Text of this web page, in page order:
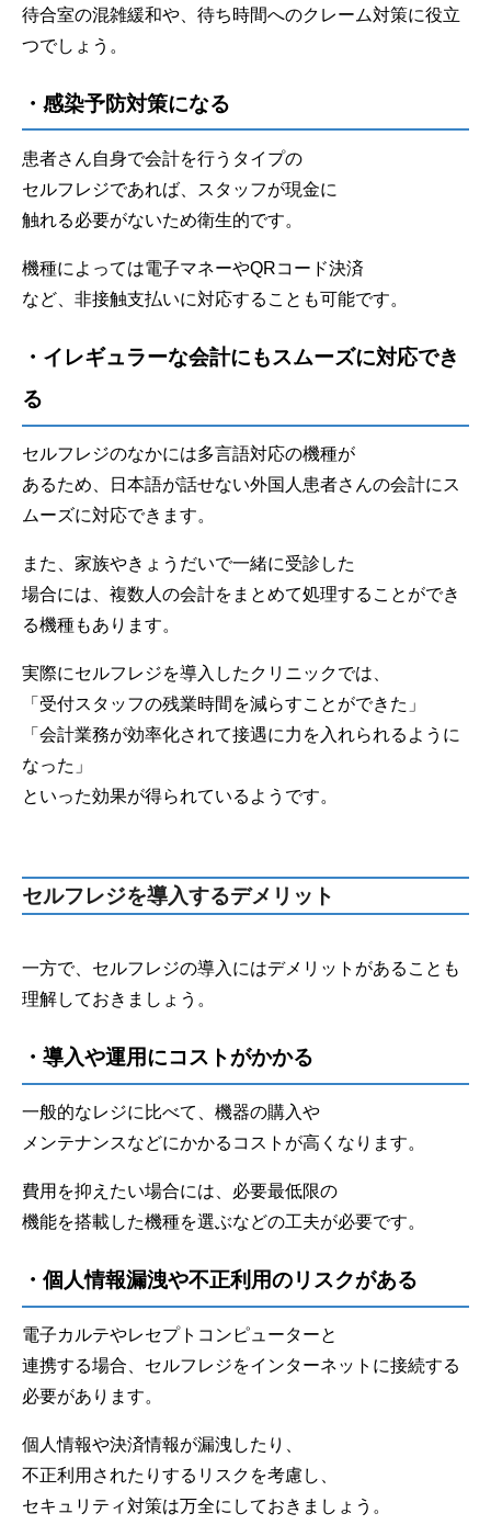
待合室の混雑緩和や、待ち時間へのクレーム対策に役立
つでしょう。
・感染予防対策になる
患者さん自身で会計を行うタイプの
セルフレジであれば、スタッフが現金に
触れる必要がないため衛生的です。
機種によっては電子マネーやQRコード決済
など、非接触支払いに対応することも可能です。
・イレギュラーな会計にもスムーズに対応でき
る
セルフレジのなかには多言語対応の機種が
あるため、日本語が話せない外国人患者さんの会計にス
ムーズに対応できます。
また、家族やきょうだいで一緒に受診した
場合には、複数人の会計をまとめて処理することができ
る機種もあります。
実際にセルフレジを導入したクリニックでは、
「受付スタッフの残業時間を減らすことができた」
「会計業務が効率化されて接遇に力を入れられるように
なった」
といった効果が得られているようです。
セルフレジを導入するデメリット
一方で、セルフレジの導入にはデメリットがあることも
理解しておきましょう。
・導入や運用にコストがかかる
一般的なレジに比べて、機器の購入や
メンテナンスなどにかかるコストが高くなります。
費用を抑えたい場合には、必要最低限の
機能を搭載した機種を選ぶなどの工夫が必要です。
・個人情報漏洩や不正利用のリスクがある
電子カルテやレセプトコンピューターと
連携する場合、セルフレジをインターネットに接続する
必要があります。
個人情報や決済情報が漏洩したり、
不正利用されたりするリスクを考慮し、
セキュリティ対策は万全にしておきましょう。